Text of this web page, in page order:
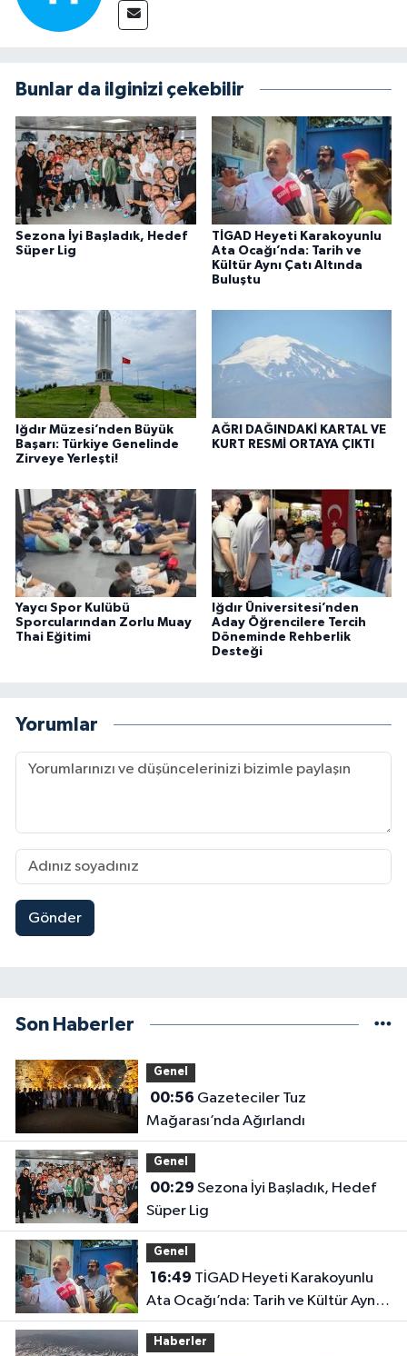
Bunlar da ilginizi çekebilir
Sezona İyi Başladık, Hedef
Süper Lig
TİGAD Heyeti Karakoyunlu
Ata Ocağı’nda: Tarih ve
Kültür Aynı Çatı Altında
Buluştu
Iğdır Müzesi’nden Büyük
Başarı: Türkiye Genelinde
Zirveye Yerleşti!
AĞRI DAĞINDAKİ KARTAL VE
KURT RESMİ ORTAYA ÇIKTI
Yaycı Spor Kulübü
Sporcularından Zorlu Muay
Thai Eğitimi
Iğdır Üniversitesi’nden
Aday Öğrencilere Tercih
Döneminde Rehberlik
Desteği
Yorumlar
Gönder
Son Haberler
Genel
00:56
Mağarası’nda Ağırlandı
Genel
00:29
Süper Lig
Genel
16:49
Ata Ocağı’nda: Tarih ve Kültür Aynı
Çatı Altında Buluştu
Haberler